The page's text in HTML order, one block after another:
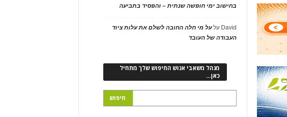
בחישוב ימי חופשה שנתית – והפסיד בתביעה
David עלעל מי חלה החובה לשלם את עלות ציוד
העבודה של העובד
מנהל משאבי אנוש החיפוש שלך מתחיל
כאן…